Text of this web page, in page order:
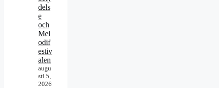
dels
e
och
Mel
odif
estiv
alen
augu
sti 5,
2026